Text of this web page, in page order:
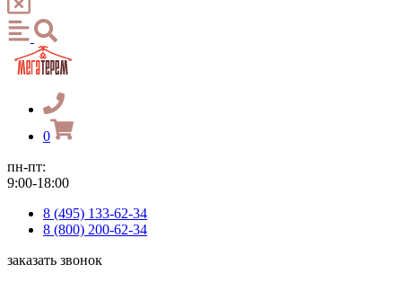
0
пн-пт:
9:00-18:00
8 (495) 133-62-34
8 (800) 200-62-34
заказать звонок